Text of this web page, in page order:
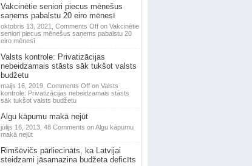
Vakcinētie seniori piecus mēnešus
saņems pabalstu 20 eiro mēnesī
oktobris 13, 2021, Comments Offon Vakcinētie
seniori piecus mēnešus saņems pabalstu 20
eiro mēnesī
Valsts kontrole: Privatizācijas
nebeidzamais stāsts sāk tukšot valsts
budžetu
maijs 16, 2019, Comments Offon Valsts
kontrole: Privatizācijas nebeidzamais stāsts
sāk tukšot valsts budžetu
Algu kāpumu makā nejūt
jūlijs 16, 2013, 48 Comments on Algu kāpumu
makā nejūt
Rimšēvičs pārliecināts, ka Latvijai
steidzami jāsamazina budžeta deficīts